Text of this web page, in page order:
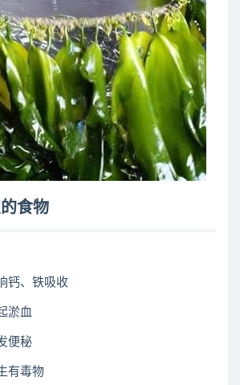
食物
钙、铁吸收
淤血
便秘
有毒物